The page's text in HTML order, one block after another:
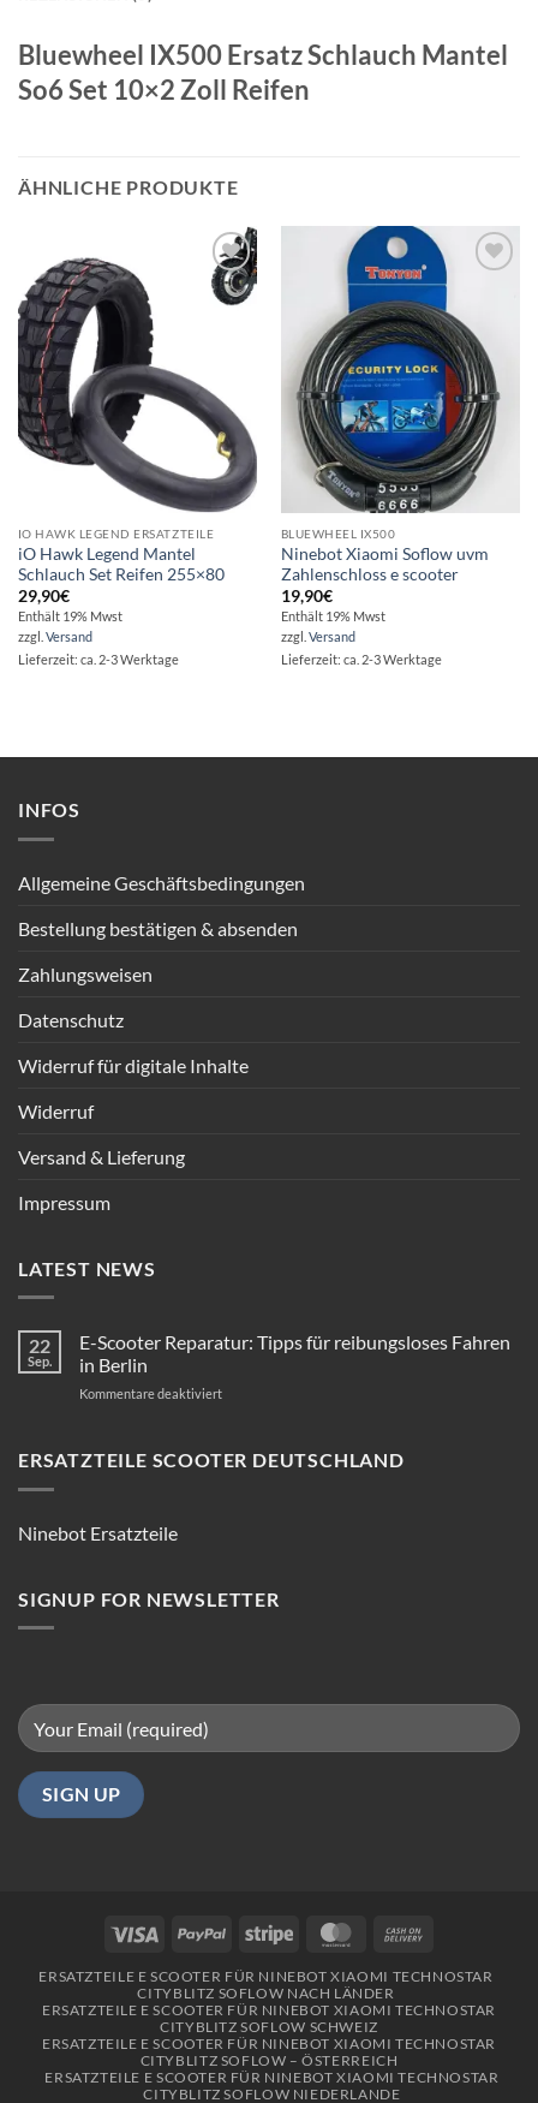
Bluewheel IX500 Ersatz Schlauch Mantel
So6 Set 10×2 Zoll Reifen
ÄHNLICHE PRODUKTE
Auf die
Wunschliste
IO HAWK LEGEND ERSATZTEILE
iO Hawk Legend Mantel
Schlauch Set Reifen 255×80
29,90€
Enthält 19% Mwst
zzgl. Versand
Lieferzeit: ca. 2-3 Werktage
Wunschliste
BLUEWHEEL IX500
Ninebot Xiaomi Soflow uvm
Zahlenschloss e scooter
19,90€
Enthält 19% Mwst
zzgl. Versand
Lieferzeit: ca. 2-3 Werktage
INFOS
Allgemeine Geschäftsbedingungen
Bestellung bestätigen & absenden
Zahlungsweisen
Datenschutz
Widerruf für digitale Inhalte
Widerruf
Versand & Lieferung
Impressum
LATEST NEWS
22
Sep.
E-Scooter Reparatur: Tipps für reibungsloses Fahren
in Berlin
Kommentare deaktiviertfür
Reparatur:
ERSATZTEILE SCOOTER DEUTSCHLAND
Ninebot Ersatzteile
SIGNUP FOR NEWSLETTER
Visa PayPal Stripe MasterCard
Delivery
ERSATZTEILE E SCOOTER FÜR NINEBOT XIAOMI TECHNOSTAR
CITYBLITZ SOFLOW NACH LÄNDER
ERSATZTEILE E SCOOTER FÜR NINEBOT XIAOMI TECHNOSTAR
CITYBLITZ SOFLOW SCHWEIZ
ERSATZTEILE E SCOOTER FÜR NINEBOT XIAOMI TECHNOSTAR
CITYBLITZ SOFLOW – ÖSTERREICH
ERSATZTEILE E SCOOTER FÜR NINEBOT XIAOMI TECHNOSTAR
CITYBLITZ SOFLOW NIEDERLANDE